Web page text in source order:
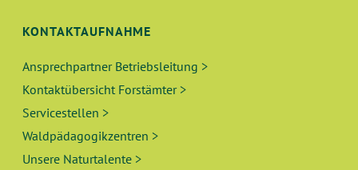
KONTAKTAUFNAHME
Ansprechpartner Betriebsleitung >
Kontaktübersicht Forstämter >
Servicestellen >
Waldpädagogikzentren >
Unsere Naturtalente >